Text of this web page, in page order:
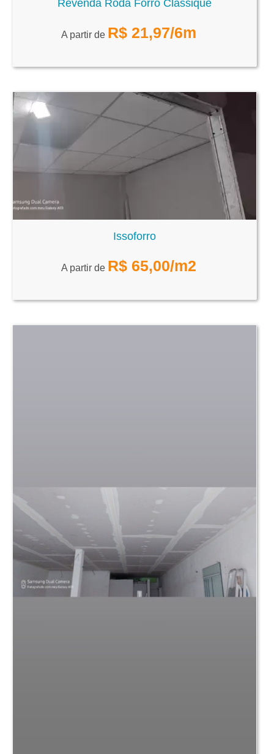
Revenda Roda Forro Classique
A partir de R$ 21,97/6m
Issoforro
A partir de R$ 65,00/m2